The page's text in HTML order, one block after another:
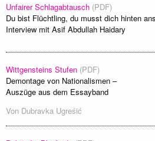
Unfairer Schlagabtausch (PDF)
Du bist Flüchtling, du musst dich hinten
Interview mit Asif Abdullah Haidary
Wittgensteins Stufen (PDF)
Demontage von Nationalismen –
Auszüge aus dem Essayband
Von Dubravka Ugreśić